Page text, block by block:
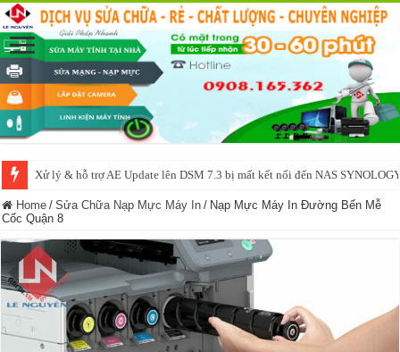
NAS IO DATA N3160 2BAY 4BAY – chạy SYNOLOGY, OMV, CASA
Home / Sửa Chữa Nạp Mực Máy In / Nạp Mực Máy In Đường Bến Mễ
Cốc Quận 8